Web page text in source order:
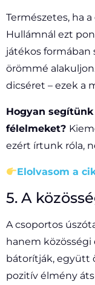
Természetes, ha
Hullámnál ezt
játékos formában
örömmé
dicséret – ezek a
Hogyan
félelmeket?
ezért írtunk róla,
Elolvasom a
5. A
A csoportos
hanem
bátorítják, együtt
pozitív élmény